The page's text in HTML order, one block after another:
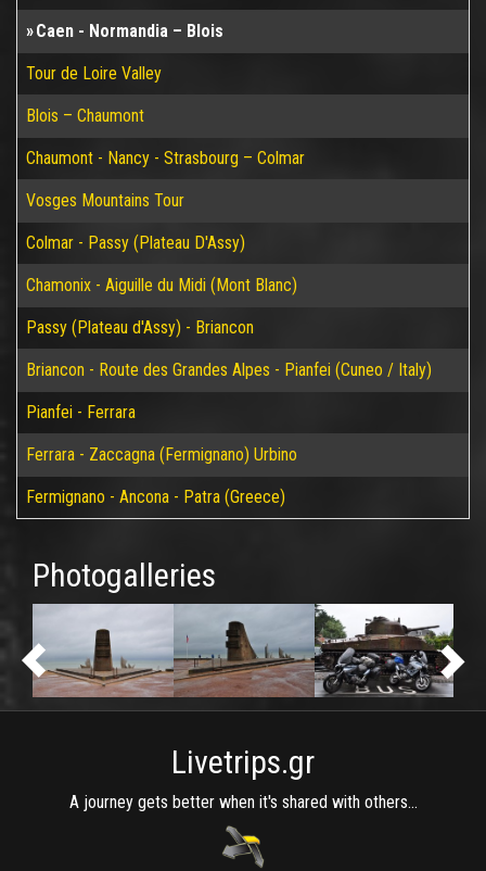
Caen - Normandia – Blois
Tour de Loire Valley
Blois – Chaumont
Chaumont - Nancy - Strasbourg – Colmar
Vosges Mountains Tour
Colmar - Passy (Plateau D'Assy)
Chamonix - Aiguille du Midi (Mont Blanc)
Passy (Plateau d'Assy) - Briancon
Briancon - Route des Grandes Alpes - Pianfei (Cuneo / Italy)
Pianfei - Ferrara
Ferrara - Zaccagna (Fermignano) Urbino
Fermignano - Ancona - Patra (Greece)
Photogalleries
Livetrips.gr
A journey gets better when it's shared with others...